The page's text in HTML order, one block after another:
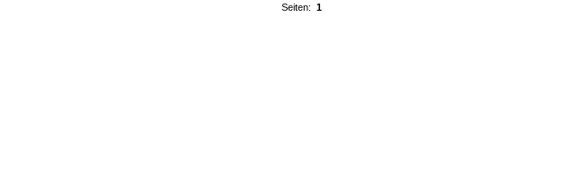
Seiten: 1